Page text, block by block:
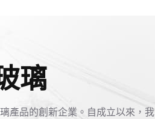
璃
產品的創新企業。自成立以來，我